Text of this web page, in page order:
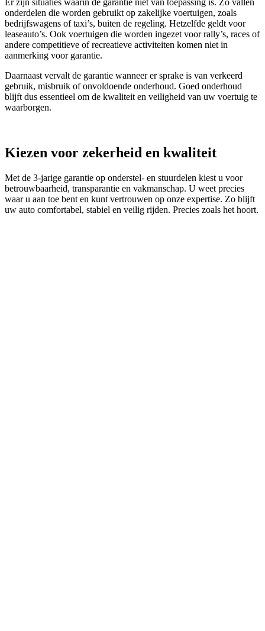
onderdelen die worden gebruikt op zakelijke voertuigen, zoals
bedrijfswagens of taxi’s, buiten de regeling. Hetzelfde geldt voor
leaseauto’s. Ook voertuigen die worden ingezet voor rally’s, races of
andere competitieve of recreatieve activiteiten komen niet in
aanmerking voor garantie.
Daarnaast vervalt de garantie wanneer er sprake is van verkeerd
gebruik, misbruik of onvoldoende onderhoud. Goed onderhoud
blijft dus essentieel om de kwaliteit en veiligheid van uw voertuig te
waarborgen.
Kiezen voor zekerheid en kwaliteit
Met de 3‑jarige garantie op onderstel- en stuurdelen kiest u voor
betrouwbaarheid, transparantie en vakmanschap. U weet precies
waar u aan toe bent en kunt vertrouwen op onze expertise. Zo blijft
uw auto comfortabel, stabiel en veilig rijden. Precies zoals het hoort.